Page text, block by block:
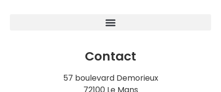
Contact
57 boulevard Demorieux